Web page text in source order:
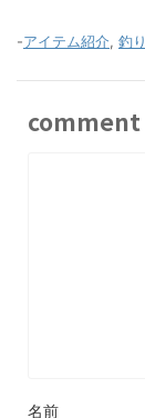
-アイテム紹介, 釣り
comment
名前